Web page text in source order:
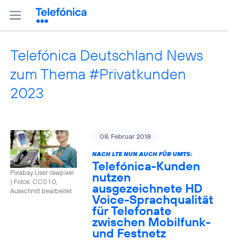
Telefónica Deutschland News
zum Thema #Privatkunden
2023
Pixabay User rawpixel
| Fotos: CC0 1.0,
Ausschnitt bearbeitet
08. Februar 2018
NACH LTE NUN AUCH FÜR UMTS:
Telefónica-Kunden
nutzen
ausgezeichnete HD
Voice-Sprachqualität
für Telefonate
zwischen Mobilfunk-
und Festnetz